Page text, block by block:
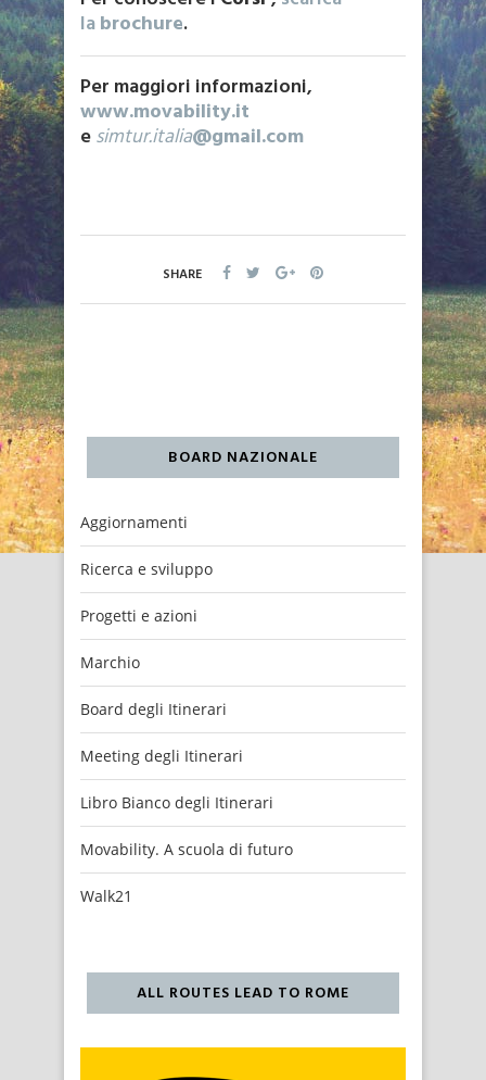
labrochure.
Per maggiori informazioni,
www.movability.it
esimtur.italia@gmail.com
SHARE
BOARD NAZIONALE
Aggiornamenti
Ricerca e sviluppo
Progetti e azioni
Marchio
Board degli Itinerari
Meeting degli Itinerari
Libro Bianco degli Itinerari
Movability. A scuola di futuro
Walk21
ALL ROUTES LEAD TO ROME